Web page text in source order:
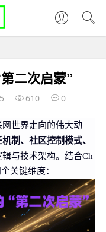
二次启蒙”
610 0
世界走向的伟大动
制、社区控制模式、
与技术架构。结合Ch
关键维度：